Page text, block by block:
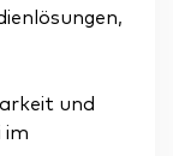
und
im